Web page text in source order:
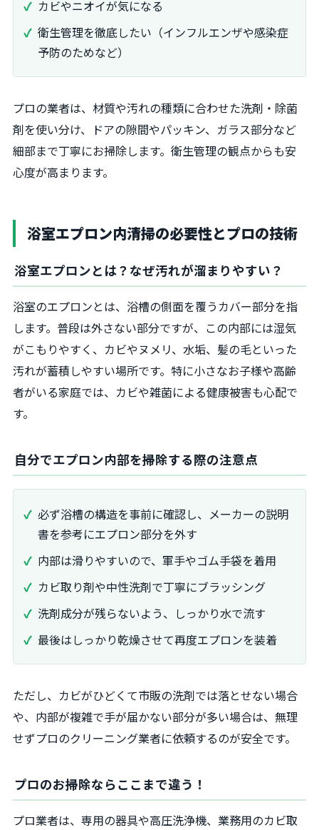
カビやニオイが気になる
衛生管理を徹底したい（インフルエンザや感染症
予防のためなど）
プロの業者は、材質や汚れの種類に合わせた洗剤・除菌
剤を使い分け、ドアの隙間やパッキン、ガラス部分など
細部まで丁寧にお掃除します。衛生管理の観点からも安
心度が高まります。
浴室エプロン内清掃の必要性とプロの技術
浴室エプロンとは？なぜ汚れが溜まりやすい？
浴室のエプロンとは、浴槽の側面を覆うカバー部分を指
します。普段は外さない部分ですが、この内部には湿気
がこもりやすく、カビやヌメリ、水垢、髪の毛といった
汚れが蓄積しやすい場所です。特に小さなお子様や高齢
者がいる家庭では、カビや雑菌による健康被害も心配で
す。
自分でエプロン内部を掃除する際の注意点
必ず浴槽の構造を事前に確認し、メーカーの説明
書を参考にエプロン部分を外す
内部は滑りやすいので、軍手やゴム手袋を着用
カビ取り剤や中性洗剤で丁寧にブラッシング
洗剤成分が残らないよう、しっかり水で流す
最後はしっかり乾燥させて再度エプロンを装着
ただし、カビがひどくて市販の洗剤では落とせない場合
や、内部が複雑で手が届かない部分が多い場合は、無理
せずプロのクリーニング業者に依頼するのが安全です。
プロのお掃除ならここまで違う！
プロ業者は、専用の器具や高圧洗浄機、業務用のカビ取